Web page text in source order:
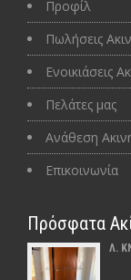
Προφίλ
Πωλήσεις
Ενοικιάσεις
Πελάτες μας
Ανάθεση
Επικοινωνία
Πρόσφατα
Λ.